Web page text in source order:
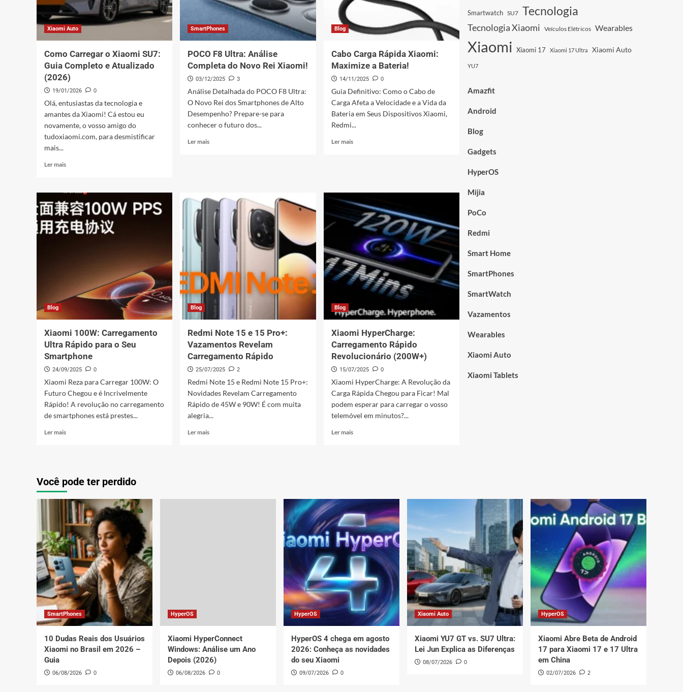
Xiaomi Auto
Como Carregar o Xiaomi SU7:
Guia Completo e Atualizado
(2026)
19/01/2026 0
Olá, entusiastas da tecnologia e
amantes da Xiaomi! Cá estou eu
novamente, o vosso amigo do
tudoxiaomi.com, para desmistificar
mais...
Ler maisLeia
Como
Carregar
o
Xiaomi
SU7:
SmartPhones
POCO F8 Ultra: Análise
Completa do Novo Rei Xiaomi!
03/12/2025 3
Análise Detalhada do POCO F8 Ultra:
O Novo Rei dos Smartphones de Alto
Desempenho? Prepare-se para
conhecer o futuro dos...
Ler maisLeia
Análise
Completa
do
Rei
Xiaomi!
Blog
Cabo Carga Rápida Xiaomi:
Maximize a Bateria!
14/11/2025 0
Guia Definitivo: Como o Cabo de
Carga Afeta a Velocidade e a Vida da
Bateria em Seus Dispositivos Xiaomi,
Redmi...
Ler maisLeia
Maximize
Bateria!
Blog
Xiaomi 100W: Carregamento
Ultra Rápido para o Seu
Smartphone
24/09/2025 0
Xiaomi Reza para Carregar 100W: O
Futuro Chegou e é Incrivelmente
Rápido! A revolução no carregamento
de smartphones está prestes...
Ler maisLeia
Carregamento
Rápido
para
Seu
Smartphone
Blog
Redmi Note 15 e 15 Pro+:
Vazamentos Revelam
Carregamento Rápido
25/07/2025 2
Redmi Note 15 e Redmi Note 15 Pro+:
Novidades Revelam Carregamento
Rápido de 45W e 90W! É com muita
alegria...
Ler maisLeia
15
Blog
Xiaomi HyperCharge:
Carregamento Rápido
Revolucionário (200W+)
15/07/2025 0
Xiaomi HyperCharge: A Revolução da
Carga Rápida Chegou para Ficar! Mal
podem esperar para carregar o vosso
telemóvel em minutos?...
Ler maisLeia
Revolucionário
(200W+)
Smartwatch SU7 Tecnologia
Tecnologia Xiaomi Veículos Elétricos Wearables
Xiaomi Xiaomi 17 Xiaomi 17 Ultra Xiaomi Auto
YU7
Amazfit
Android
Blog
Gadgets
HyperOS
Mijia
PoCo
Redmi
Smart Home
SmartPhones
SmartWatch
Vazamentos
Wearables
Xiaomi Auto
Xiaomi Tablets
Você pode ter perdido
SmartPhones
10 Dudas Reais dos Usuários
Xiaomi no Brasil em 2026 –
Guia
06/08/2026 0
HyperOS
Xiaomi HyperConnect
Windows: Análise um Ano
Depois (2026)
06/08/2026 0
HyperOS
HyperOS 4 chega em agosto
2026: Conheça as novidades
do seu Xiaomi
09/07/2026 0
Xiaomi Auto
Xiaomi YU7 GT vs. SU7 Ultra:
Lei Jun Explica as Diferenças
08/07/2026 0
HyperOS
Xiaomi Abre Beta de Android
17 para Xiaomi 17 e 17 Ultra
em China
02/07/2026 2